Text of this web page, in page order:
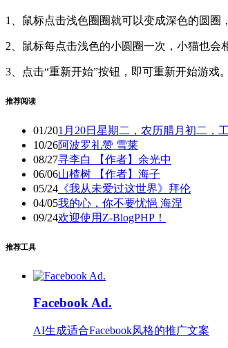
1、鼠标点击浅色圈圈就可以变成深色的圆圈
2、鼠标每点击浅色的小圆圈一次，小猫也会
3、点击“重新开始”按钮，即可重新开始游戏。
推荐阅读
01/201月20日星期二，农历腊月初二，
10/26阿波罗礼赞 雪莱
08/27寻李白 【作者】余光中
06/06山楂树 【作者】海子
05/24 《我从未爱过这世界》拜伦
04/05我的心，你不要忧悒 海涅
09/24欢迎使用Z-BlogPHP！
推荐工具
Facebook Ad.
AI生成适合Facebook风格的推广文案